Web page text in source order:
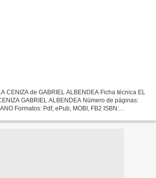
CENIZA de GABRIEL ALBENDEA Ficha técnica EL
GABRIEL ALBENDEA Número de páginas:
Formatos: Pdf, ePub, MOBI, FB2 ISBN: